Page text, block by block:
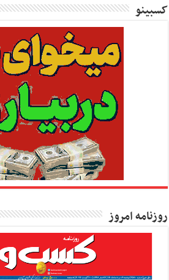
کسبینو
روزنامه امروز